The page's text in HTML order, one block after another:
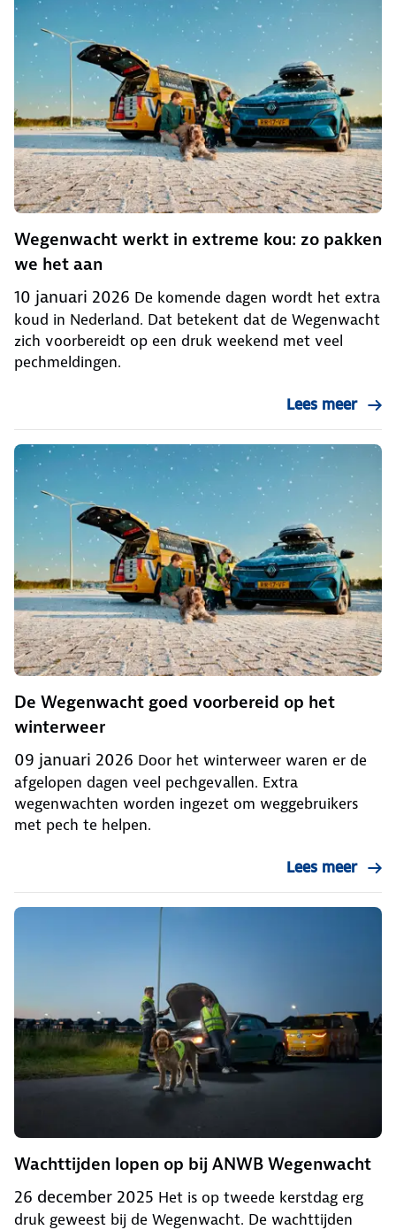
Wegenwacht werkt in extreme kou: zo pakken
we het aan
10 januari 2026 De komende dagen wordt het extra
koud in Nederland. Dat betekent dat de Wegenwacht
zich voorbereidt op een druk weekend met veel
pechmeldingen.
Lees meer
De Wegenwacht goed voorbereid op het
winterweer
09 januari 2026 Door het winterweer waren er de
afgelopen dagen veel pechgevallen. Extra
wegenwachten worden ingezet om weggebruikers
met pech te helpen.
Lees meer
Wachttijden lopen op bij ANWB Wegenwacht
26 december 2025 Het is op tweede kerstdag erg
druk geweest bij de Wegenwacht. De wachttijden